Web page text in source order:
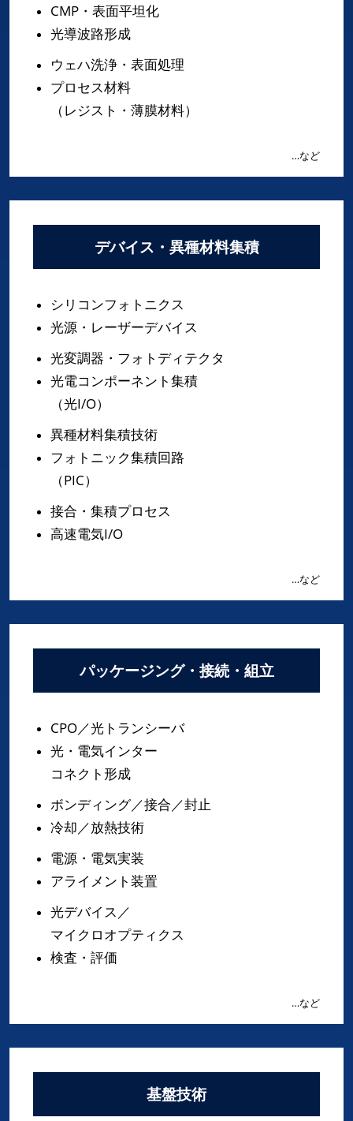
CMP・表面平坦化
光導波路形成
ウェハ洗浄・表面処理
プロセス材料
（レジスト・薄膜材料）
…など
デバイス・異種材料集積
シリコンフォトニクス
光源・レーザーデバイス
光変調器・フォトディテクタ
光電コンポーネント集積
（光I/O）
異種材料集積技術
フォトニック集積回路
（PIC）
接合・集積プロセス
高速電気I/O
…など
パッケージング・接続・組立
CPO／光トランシーバ
光・電気インター
コネクト形成
ボンディング／接合／封止
冷却／放熱技術
電源・電気実装
アライメント装置
光デバイス／
マイクロオプティクス
検査・評価
…など
基盤技術